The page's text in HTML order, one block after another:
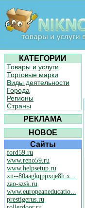
КАТЕГОРИИ
Товары и услуги
Торговые марки
Виды деятельности
Города
Регионы
Страны
РЕКЛАМА
НОВОЕ
Сайты
ford59.ru
www.reno59.ru
www.helpsetup.ru
xn--80aagkqppxqe8h.x...
zao-szsk.ru
www.europeaneducatio...
prestigerus.ru